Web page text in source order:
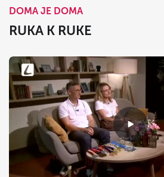
DOMA JE DOMA
RUKA K RUKE